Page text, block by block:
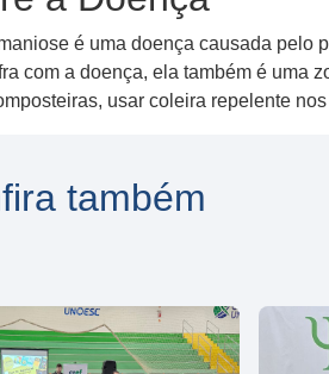
é uma doença causada pelo
com a doença, ela também é uma
usar coleira repelente
também